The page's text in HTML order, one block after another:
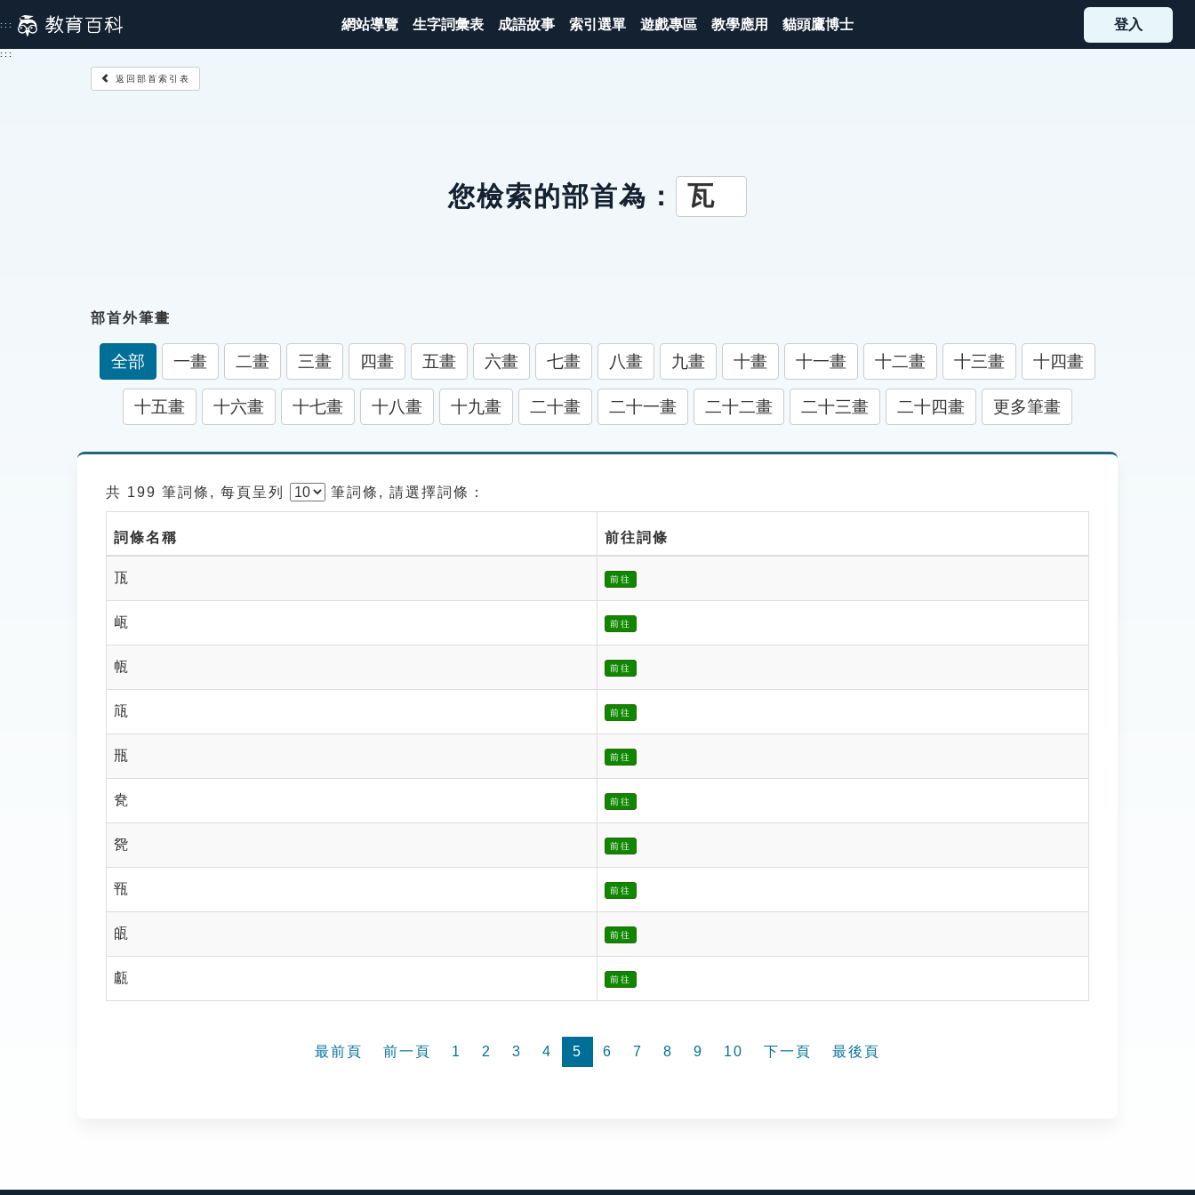
到
主
::: 網站導覽 生字詞彙表 成語故事 索引選單 遊戲專區 教學應用 貓頭鷹博士 登入
:::
返回部首索引表
您檢索的部首為： 瓦
部首外筆畫
全部 一畫 二畫 三畫 四畫 五畫 六畫 七畫 八畫 九畫 十畫 十一畫 十二畫 十三畫 十四畫
十五畫 十六畫 十七畫 十八畫 十九畫 二十畫 二十一畫 二十二畫 二十三畫 二十四畫 更多筆畫
共 199 筆詞條, 每頁呈列 筆詞條, 請選擇詞條：
詞條名稱 前往詞條
㼗 前往
㼘 前往
㼙 前往
㼚 前往
㼛 前往
㼜 前往
㼝 前往
㼞 前往
㼟 前往
甗 前往
最前頁 前一頁 1 2 3 4 5 6 7 8 9 10 下一頁 最後頁